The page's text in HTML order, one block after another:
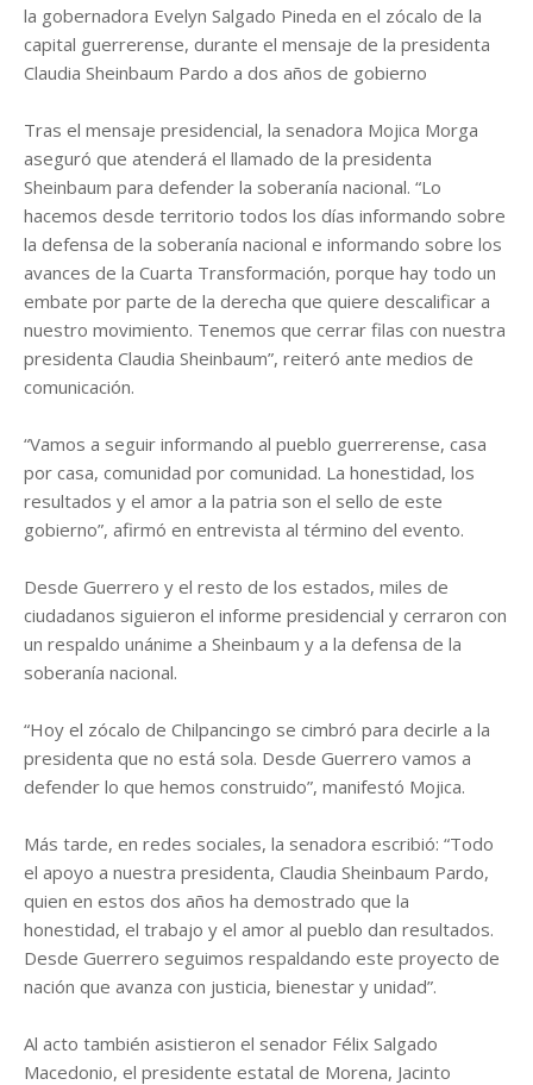
la gobernadora Evelyn Salgado Pineda en el zócalo de la
capital guerrerense, durante el mensaje de la presidenta
Claudia Sheinbaum Pardo a dos años de gobierno
Tras el mensaje presidencial, la senadora Mojica Morga
aseguró que atenderá el llamado de la presidenta
Sheinbaum para defender la soberanía nacional. “Lo
hacemos desde territorio todos los días informando sobre
la defensa de la soberanía nacional e informando sobre los
avances de la Cuarta Transformación, porque hay todo un
embate por parte de la derecha que quiere descalificar a
nuestro movimiento. Tenemos que cerrar filas con nuestra
presidenta Claudia Sheinbaum”, reiteró ante medios de
comunicación.
“Vamos a seguir informando al pueblo guerrerense, casa
por casa, comunidad por comunidad. La honestidad, los
resultados y el amor a la patria son el sello de este
gobierno”, afirmó en entrevista al término del evento.
Desde Guerrero y el resto de los estados, miles de
ciudadanos siguieron el informe presidencial y cerraron con
un respaldo unánime a Sheinbaum y a la defensa de la
soberanía nacional.
“Hoy el zócalo de Chilpancingo se cimbró para decirle a la
presidenta que no está sola. Desde Guerrero vamos a
defender lo que hemos construido”, manifestó Mojica.
Más tarde, en redes sociales, la senadora escribió: “Todo
el apoyo a nuestra presidenta, Claudia Sheinbaum Pardo,
quien en estos dos años ha demostrado que la
honestidad, el trabajo y el amor al pueblo dan resultados.
Desde Guerrero seguimos respaldando este proyecto de
nación que avanza con justicia, bienestar y unidad”.
Al acto también asistieron el senador Félix Salgado
Macedonio, el presidente estatal de Morena, Jacinto